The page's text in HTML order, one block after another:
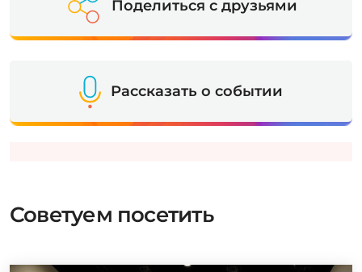
Поделиться с друзьями
Рассказать о событии
Советуем посетить